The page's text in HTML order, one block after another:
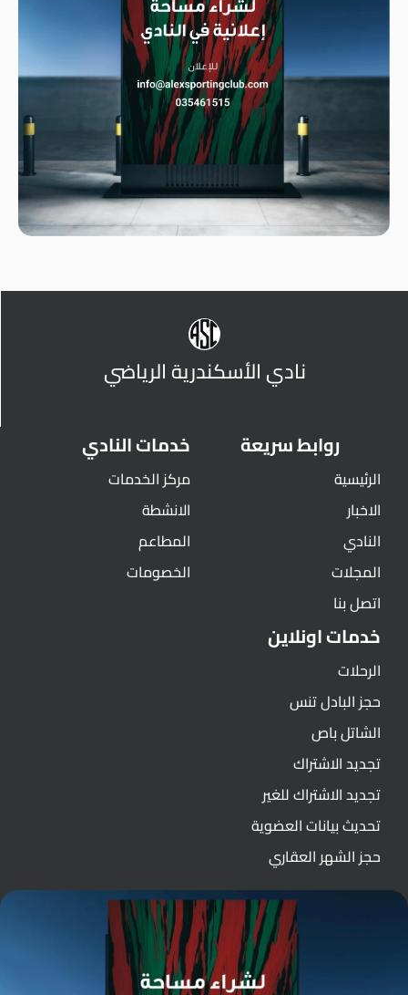
نادي الأسكندرية الرياضي
روابط سريعة
الرئيسية
الاخبار
النادي
المجلات
اتصل بنا
خدمات النادي
مركز الخدمات
الانشطة
المطاعم
الخصومات
خدمات اونلاين
الرحلات
حجز البادل تنس
الشاتل باص
تجديد الاشتراك
تجديد الاشتراك للغير
تحديث بيانات العضوية
حجز الشهر العقاري